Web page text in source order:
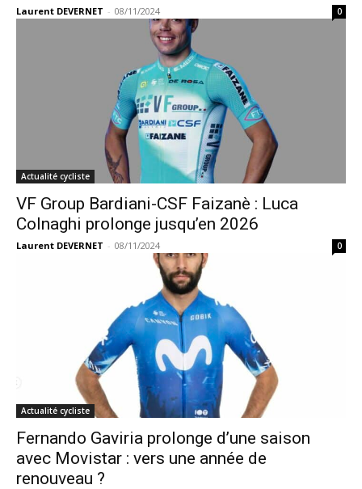
Laurent DEVERNET - 08/11/2024 0
Actualité cycliste
VF Group Bardiani-CSF Faizanè : Luca
Colnaghi prolonge jusqu’en 2026
Laurent DEVERNET - 08/11/2024 0
Actualité cycliste
Fernando Gaviria prolonge d’une saison
avec Movistar : vers une année de
renouveau ?